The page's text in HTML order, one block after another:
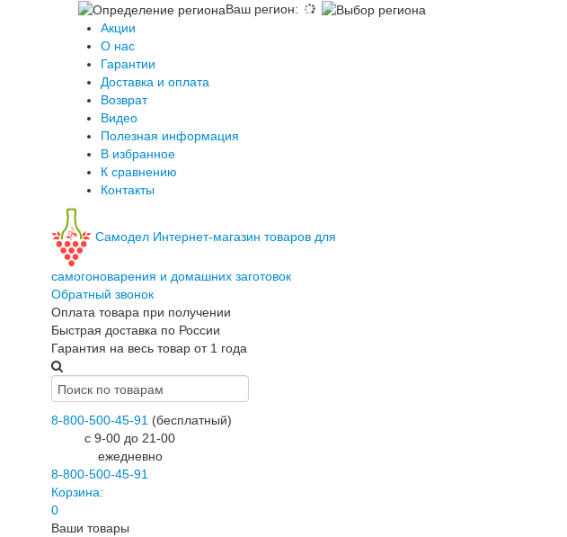
Ваш регион:
Акции
О нас
Гарантии
Доставка и оплата
Возврат
Видео
Полезная информация
В избранное
К сравнению
Контакты
Самодел Интернет-магазин товаров для
самогоноварения и домашних заготовок
Обратный звонок
Оплата товара при получении
Быстрая доставка по России
Гарантия на весь товар от 1 года
8-800-500-45-91 (бесплатный)
c 9-00 до 21-00
ежедневно
8-800-500-45-91
Корзина:
0
Ваши товары